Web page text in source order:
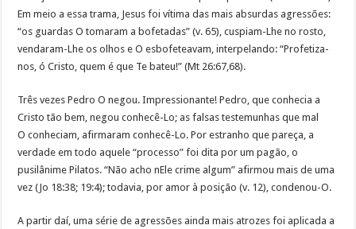
Em meio a essa trama, Jesus foi vítima das mais absurdas agressões:
“os guardas O tomaram a bofetadas” (v. 65), cuspiam-Lhe no rosto,
vendaram-Lhe os olhos e O esbofeteavam, interpelando: “Profetiza-
nos, ó Cristo, quem é que Te bateu!” (Mt 26:67,68).
Três vezes Pedro O negou. Impressionante! Pedro, que conhecia a
Cristo tão bem, negou conhecê-Lo; as falsas testemunhas que mal
O conheciam, afirmaram conhecê-Lo. Por estranho que pareça, a
verdade em todo aquele “processo” foi dita por um pagão, o
pusilânime Pilatos. “Não acho nEle crime algum” afirmou mais de uma
vez (Jo 18:38; 19:4); todavia, por amor à posição (v. 12), condenou-O.
A partir daí, uma série de agressões ainda mais atrozes foi aplicada a